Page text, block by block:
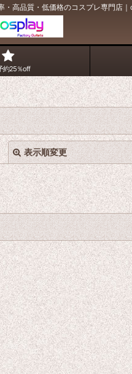
高品質・低価格のコスプレ専門店｜
約25％off
表示順変更
込む